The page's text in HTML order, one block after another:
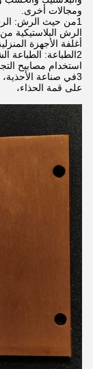
ومجالات أخرى.
1من حيث الرش: الرش
الرش البلاستيكية من MP3 صغيرة
أغلفة الأجهزة
استخدام مصابيح
3في صناعة
على قمة الحذاء،